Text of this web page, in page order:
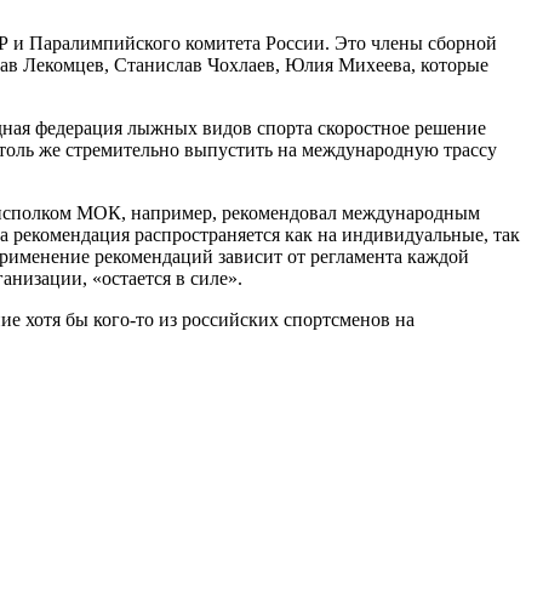
и Паралимпийского комитета России. Это члены сборной
Лекомцев, Станислав Чохлаев, Юлия Михеева, которые
федерация лыжных видов спорта скоростное решение
же стремительно выпустить на международную трассу
МОК, например, рекомендовал международным
распространяется как на индивидуальные, так
рекомендаций зависит от регламента каждой
«остается в силе».
бы кого-то из российских спортсменов на